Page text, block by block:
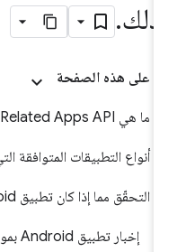
.
على هذه الصفحة
ما هي Get Installed Related Apps API؟
أنواع التطبيقات المتوافقة التي
التحقّق مما إذا كان تطبيق Android مثبَّتًا
إخبار تطبيق Android بموقعك الإلكتروني